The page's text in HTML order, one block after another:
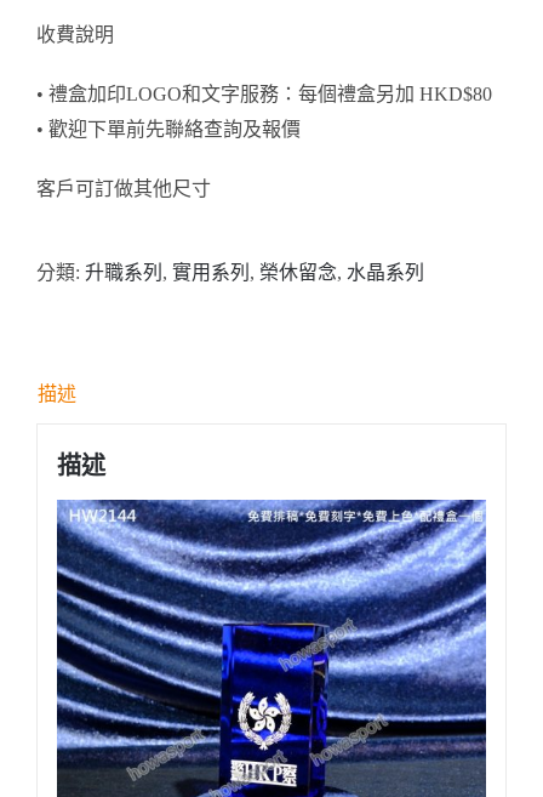
收費說明
• 禮盒加印LOGO和文字服務：每個禮盒另加 HKD$80
• 歡迎下單前先聯絡查詢及報價
客戶可訂做其他尺寸
分類: 升職系列 , 實用系列 , 榮休留念, 水晶系列
描述
描述